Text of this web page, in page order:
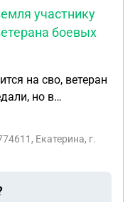
участнику
боевых
на сво, ветеран
но в
участнику сво
ли земля моему
Екатерина, г.